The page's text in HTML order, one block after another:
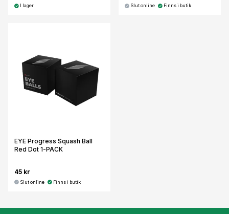
I lager Slut online Finns i butik
EYE Progress Squash Ball
Red Dot 1-PACK
45 kr
Slut online Finns i butik